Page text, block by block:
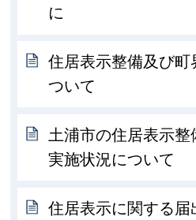
に
住居表示整備及び町
ついて
土浦市の住居表示
実施状況について
住居表示に関する届